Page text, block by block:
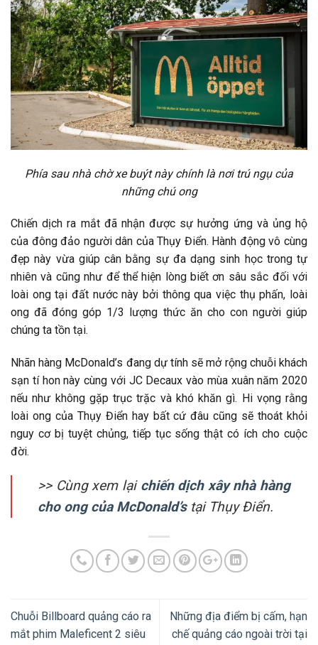
Phía sau nhà chờ xe buýt này chính là nơi trú ngụ của
những chú ong
Chiến dịch ra mắt đã nhận được sự hưởng ứng và ủng hộ
của đông đảo người dân của Thụy Điển. Hành động vô cùng
đẹp này vừa giúp cân bằng sự đa dạng sinh học trong tự
nhiên và cũng như để thể hiện lòng biết ơn sâu sắc đối với
loài ong tại đất nước này bởi thông qua việc thụ phấn, loài
ong đã đóng góp 1/3 lượng thức ăn cho con người giúp
chúng ta tồn tại.
Nhãn hàng McDonald’s đang dự tính sẽ mở rộng chuỗi khách
sạn tí hon này cùng với JC Decaux vào mùa xuân năm 2020
nếu như không gặp trục trặc và khó khăn gì. Hi vọng rằng
loài ong của Thụy Điển hay bất cứ đâu cũng sẽ thoát khỏi
nguy cơ bị tuyệt chủng, tiếp tục sống thật có ích cho cuộc
đời.
>> Cùng xem lại chiến dịch xây nhà hàng
cho ong của McDonald’stại Thụy Điển.
Chuỗi Billboard quảng cáo ra
mắt phim Maleficent 2 siêu
Những địa điểm bị cấm, hạn
chế quảng cáo ngoài trời tại